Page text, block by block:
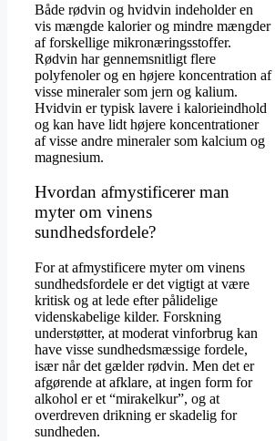
Både rødvin og hvidvin indeholder en
vis mængde kalorier og mindre mængder
af forskellige mikronæringsstoffer.
Rødvin har gennemsnitligt flere
polyfenoler og en højere koncentration af
visse mineraler som jern og kalium.
Hvidvin er typisk lavere i kalorieindhold
og kan have lidt højere koncentrationer
af visse andre mineraler som kalcium og
magnesium.
Hvordan afmystificerer man
myter om vinens
sundhedsfordele?
For at afmystificere myter om vinens
sundhedsfordele er det vigtigt at være
kritisk og at lede efter pålidelige
videnskabelige kilder. Forskning
understøtter, at moderat vinforbrug kan
have visse sundhedsmæssige fordele,
især når det gælder rødvin. Men det er
afgørende at afklare, at ingen form for
alkohol er et “mirakelkur”, og at
overdreven drikning er skadelig for
sundheden.